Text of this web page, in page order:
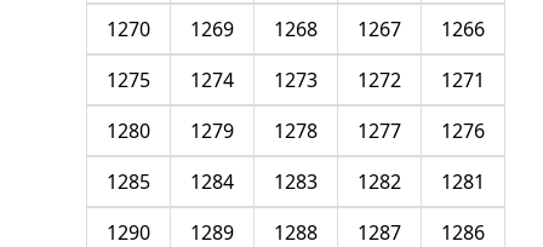
1266
1267
1268
1269
1270
1271
1272
1273
1274
1275
1276
1277
1278
1279
1280
1281
1282
1283
1284
1285
1286
1287
1288
1289
1290